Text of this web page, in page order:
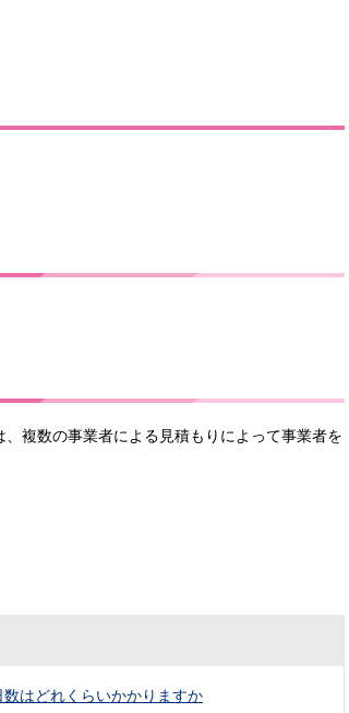
複数の事業者による見積もりによって事業者を
はどれくらいかかりますか